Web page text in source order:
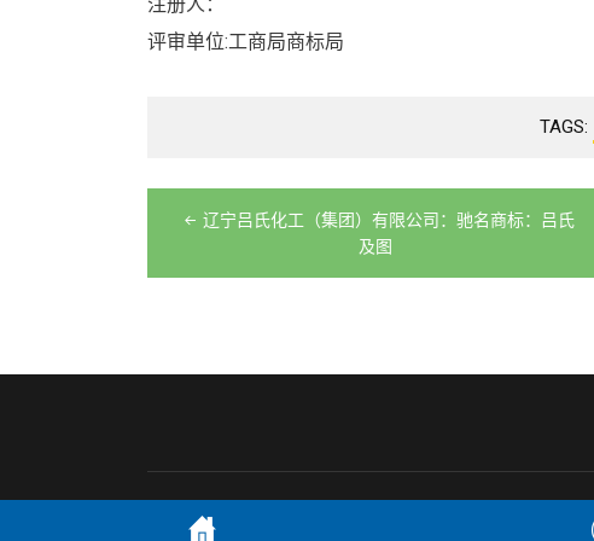
评审单位:工商局商标局
TAGS:
文
辽宁吕氏化工（集团）有限公司：驰名商标：吕氏
及图
Theme by